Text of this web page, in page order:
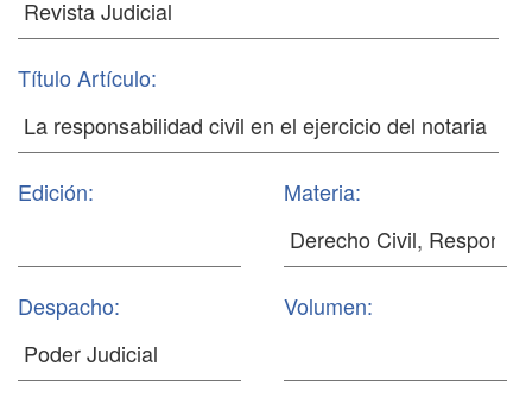
Título Artículo:
Edición: Materia:
Despacho: Volumen: